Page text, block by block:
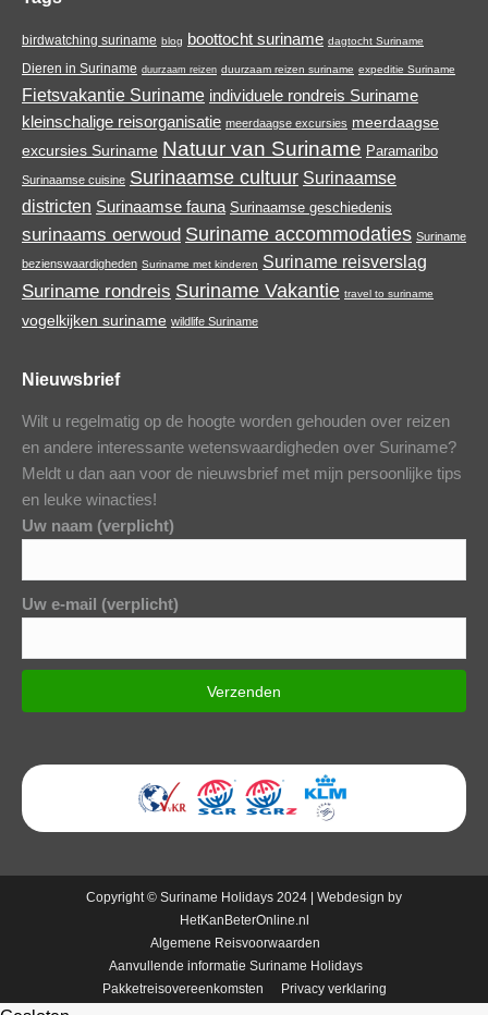
birdwatching suriname blog boottocht suriname dagtocht Suriname
Dieren in Suriname duurzaam reizen duurzaam reizen suriname expeditie Suriname
Fietsvakantie Suriname individuele rondreis Suriname
kleinschalige reisorganisatie meerdaagse excursies meerdaagse
excursies Suriname Natuur van Suriname Paramaribo
Surinaamse cuisine Surinaamse cultuur Surinaamse
districten Surinaamse fauna Surinaamse geschiedenis
surinaams oerwoud Suriname accommodaties Suriname
bezienswaardigheden Suriname met kinderen Suriname reisverslag
Suriname rondreis Suriname Vakantie travel to suriname
vogelkijken suriname wildlife Suriname
Nieuwsbrief
Wilt u regelmatig op de hoogte worden gehouden over reizen
en andere interessante wetenswaardigheden over Suriname?
Meldt u dan aan voor de nieuwsbrief met mijn persoonlijke tips
en leuke winacties!
Uw naam (verplicht)
Uw e-mail (verplicht)
Copyright © Suriname Holidays 2024 | Webdesign by
HetKanBeterOnline.nl
Algemene Reisvoorwaarden
Aanvullende informatie Suriname Holidays
Pakketreisovereenkomsten
Privacy verklaring